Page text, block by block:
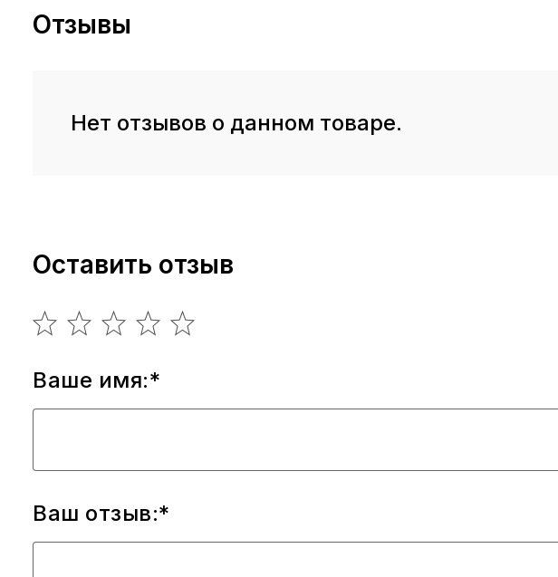
Отзывы
Нет отзывов о данном товаре.
Оставить отзыв
Ваше имя:*
Ваш отзыв:*